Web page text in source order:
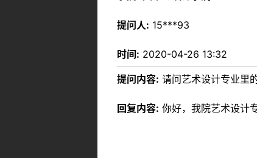
提问人: 15***93
时间: 2020-04-26 13:32
提问内容: 请问艺术设计专业里
回复内容: 你好，我院艺术设计